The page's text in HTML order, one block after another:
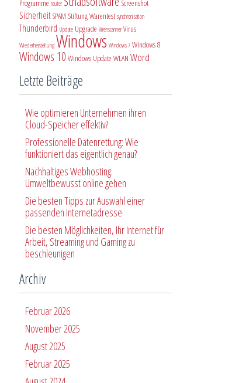
Programme router Screenshot
Sicherheit SPAM Stiftung Warentest synchronisation
Thunderbird Update Upgrade Virenscanner Virus
Wiederherstellung Windows Windows 7 Windows 8
Windows 10 Windows Update WLAN Word
Letzte Beiträge
Wie optimieren Unternehmen ihren
Cloud-Speicher effektiv?
Professionelle Datenrettung: Wie
funktioniert das eigentlich genau?
Nachhaltiges Webhosting:
Umweltbewusst online gehen
Die besten Tipps zur Auswahl einer
passenden Internetadresse
Die besten Möglichkeiten, Ihr Internet für
Arbeit, Streaming und Gaming zu
beschleunigen
Archiv
Februar 2026
November 2025
August 2025
Februar 2025